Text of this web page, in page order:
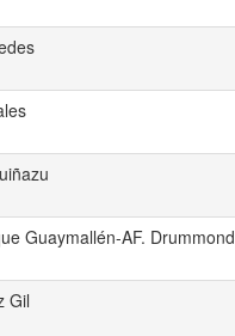
Guaymallén-AF. Drummond
Gil